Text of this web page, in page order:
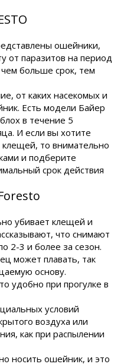
ошейники,
от паразитов на период
больше срок, тем
от каких насекомых и
Есть модели Байер
в течение 5
И если вы хотите
то внимательно
и подберите
срок действия
убивает клещей и
что снимают
2-3 и более за сезон.
может плавать, так
основу.
удобно при прогулке в
условий
воздуха или
как при распылении
носить ошейник, и это